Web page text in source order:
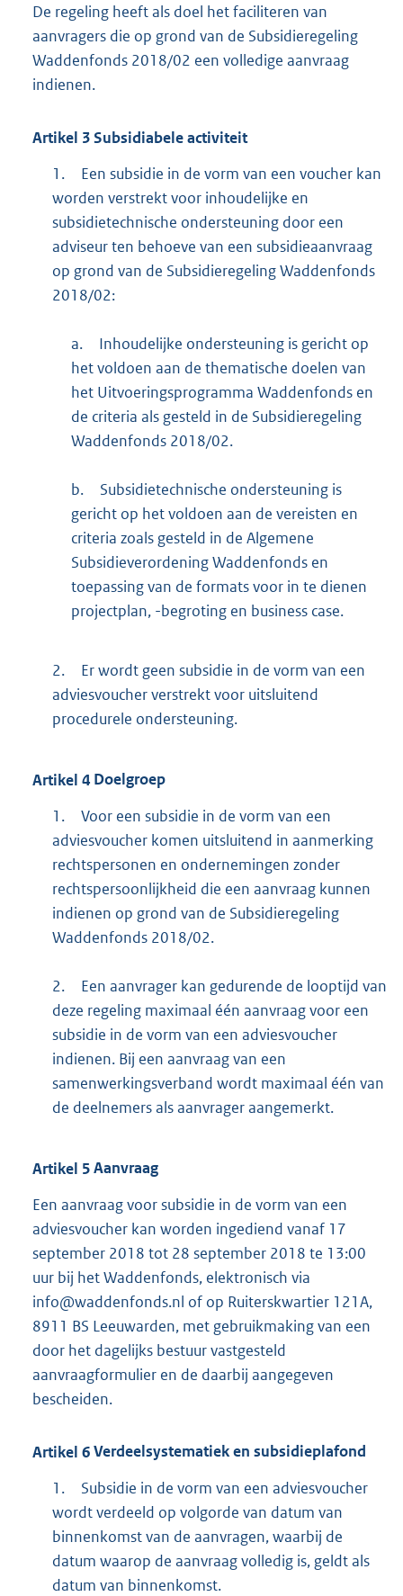
De regeling heeft als doel het faciliteren van
aanvragers die op grond van de Subsidieregeling
Waddenfonds 2018/02 een volledige aanvraag
indienen.
Artikel 3Subsidiabele activiteit
1.
Een subsidie in de vorm van een voucher kan
worden verstrekt voor inhoudelijke en
subsidietechnische ondersteuning door een
adviseur ten behoeve van een subsidieaanvraag
op grond van de Subsidieregeling Waddenfonds
2018/02:
a.
Inhoudelijke ondersteuning is gericht op
het voldoen aan de thematische doelen van
het Uitvoeringsprogramma Waddenfonds en
de criteria als gesteld in de Subsidieregeling
Waddenfonds 2018/02.
b.
Subsidietechnische ondersteuning is
gericht op het voldoen aan de vereisten en
criteria zoals gesteld in de Algemene
Subsidieverordening Waddenfonds en
toepassing van de formats voor in te dienen
projectplan, -begroting en business case.
2.
Er wordt geen subsidie in de vorm van een
adviesvoucher verstrekt voor uitsluitend
procedurele ondersteuning.
Artikel 4 Doelgroep
1.
Voor een subsidie in de vorm van een
adviesvoucher komen uitsluitend in aanmerking
rechtspersonen en ondernemingen zonder
rechtspersoonlijkheid die een aanvraag kunnen
indienen op grond van de Subsidieregeling
Waddenfonds 2018/02.
2.
Een aanvrager kan gedurende de looptijd van
deze regeling maximaal één aanvraag voor een
subsidie in de vorm van een adviesvoucher
indienen. Bij een aanvraag van een
samenwerkingsverband wordt maximaal één van
de deelnemers als aanvrager aangemerkt.
Artikel 5Aanvraag
Een aanvraag voor subsidie in de vorm van een
adviesvoucher kan worden ingediend vanaf 17
september 2018 tot 28 september 2018 te 13:00
uur bij het Waddenfonds, elektronisch via
info@waddenfonds.nl of op Ruiterskwartier 121A,
8911 BS Leeuwarden, met gebruikmaking van een
door het dagelijks bestuur vastgesteld
aanvraagformulier en de daarbij aangegeven
bescheiden.
Artikel 6Verdeelsystematiek en subsidieplafond
1.
Subsidie in de vorm van een adviesvoucher
wordt verdeeld op volgorde van datum van
binnenkomst van de aanvragen, waarbij de
datum waarop de aanvraag volledig is, geldt als
datum van binnenkomst.